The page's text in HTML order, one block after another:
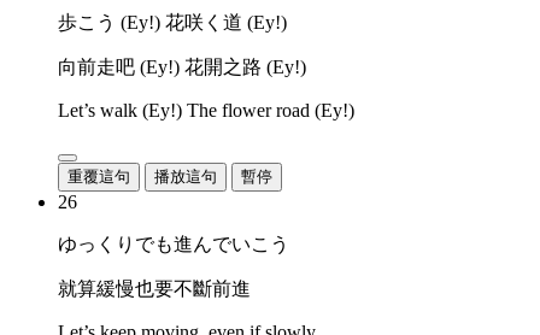
歩こう (Ey!) 花咲く道 (Ey!)
向前走吧 (Ey!) 花開之路 (Ey!)
Let’s walk (Ey!) The flower road (Ey!)
重覆這句 播放這句 暫停
26
ゆっくりでも進んでいこう
就算緩慢也要不斷前進